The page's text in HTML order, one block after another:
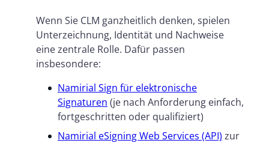
Wenn Sie CLM ganzheitlich denken, spielen
Unterzeichnung, Identität und Nachweise
eine zentrale Rolle. Dafür passen
insbesondere:
Namirial Sign für elektronische
Signaturen (je nach Anforderung einfach,
fortgeschritten oder qualifiziert)
Namirial eSigning Web Services (API) zur